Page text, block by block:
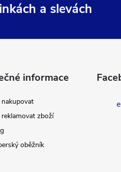
a slevách
informace
nakupovat
reklamovat zboží
oběžník